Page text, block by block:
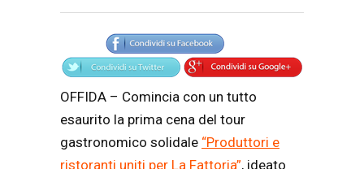
Articolo
Testo articolo principale
OFFIDA – Comincia con un tutto
esaurito la prima cena del tour
gastronomico solidale “Produttori e
ristoranti uniti per La Fattoria”, ideato